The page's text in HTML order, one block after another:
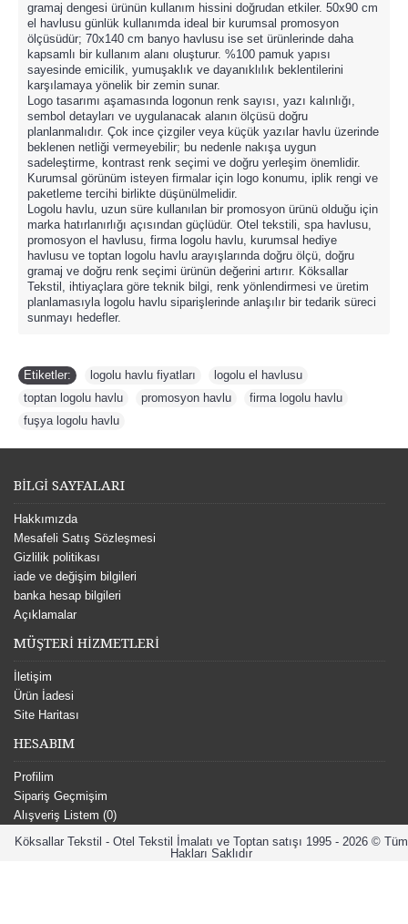
gramaj dengesi ürünün kullanım hissini doğrudan etkiler. 50x90 cm
el havlusu günlük kullanımda ideal bir kurumsal promosyon
ölçüsüdür; 70x140 cm banyo havlusu ise set ürünlerinde daha
kapsamlı bir kullanım alanı oluşturur. %100 pamuk yapısı
sayesinde emicilik, yumuşaklık ve dayanıklılık beklentilerini
karşılamaya yönelik bir zemin sunar.
Logo tasarımı aşamasında logonun renk sayısı, yazı kalınlığı,
sembol detayları ve uygulanacak alanın ölçüsü doğru
planlanmalıdır. Çok ince çizgiler veya küçük yazılar havlu üzerinde
beklenen netliği vermeyebilir; bu nedenle nakışa uygun
sadeleştirme, kontrast renk seçimi ve doğru yerleşim önemlidir.
Kurumsal görünüm isteyen firmalar için logo konumu, iplik rengi ve
paketleme tercihi birlikte düşünülmelidir.
Logolu havlu, uzun süre kullanılan bir promosyon ürünü olduğu için
marka hatırlanırlığı açısından güçlüdür. Otel tekstili, spa havlusu,
promosyon el havlusu, firma logolu havlu, kurumsal hediye
havlusu ve toptan logolu havlu arayışlarında doğru ölçü, doğru
gramaj ve doğru renk seçimi ürünün değerini artırır. Köksallar
Tekstil, ihtiyaçlara göre teknik bilgi, renk yönlendirmesi ve üretim
planlamasıyla logolu havlu siparişlerinde anlaşılır bir tedarik süreci
sunmayı hedefler.
Etiketler: logolu havlu fiyatları logolu el havlusu
toptan logolu havlu
promosyon havlu firma logolu havlu
fuşya logolu havlu
BİLGİ SAYFALARI
Hakkımızda
Mesafeli Satış Sözleşmesi
Gizlilik politikası
iade ve değişim bilgileri
banka hesap bilgileri
Açıklamalar
MÜŞTERİ HİZMETLERİ
İletişim
Ürün İadesi
Site Haritası
HESABIM
Profilim
Sipariş Geçmişim
Alışveriş Listem (0)
Köksallar Tekstil - Otel Tekstil İmalatı ve Toptan satışı 1995 - 2026 © Tüm
Hakları Saklıdır